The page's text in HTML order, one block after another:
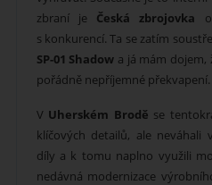
zbraní je Česká zbrojovka
s konkurencí. Ta se zatím
SP-01 Shadow a já mám dojem,
pořádně nepříjemné překvapení.
V Uherském Brodě se
klíčových detailů, ale neváhali
díly a k tomu naplno využili
nedávná modernizace